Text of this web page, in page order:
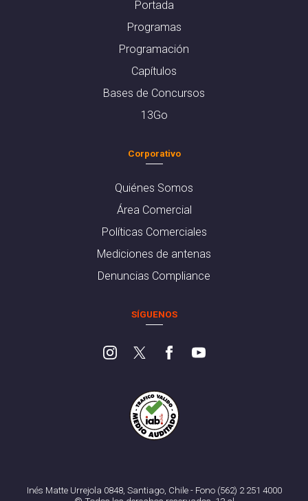
Portada
Programas
Programación
Capítulos
Bases de Concursos
13Go
Corporativo
Quiénes Somos
Área Comercial
Políticas Comerciales
Mediciones de antenas
Denuncias Compliance
SÍGUENOS
Inés Matte Urrejola 0848, Santiago, Chile - Fono (562) 2 251 4000